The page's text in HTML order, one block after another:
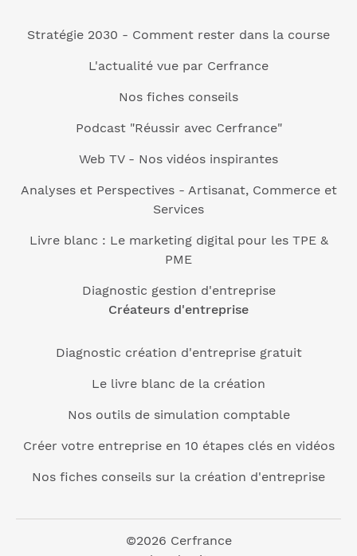
Stratégie 2030 - Comment rester dans la course
L'actualité vue par Cerfrance
Nos fiches conseils
Podcast "Réussir avec Cerfrance"
Web TV - Nos vidéos inspirantes
Analyses et Perspectives - Artisanat, Commerce et
Services
Livre blanc : Le marketing digital pour les TPE &
PME
Diagnostic gestion d'entreprise
Créateurs d'entreprise
Diagnostic création d'entreprise gratuit
Le livre blanc de la création
Nos outils de simulation comptable
Créer votre entreprise en 10 étapes clés en vidéos
Nos fiches conseils sur la création d'entreprise
©2026 Cerfrance